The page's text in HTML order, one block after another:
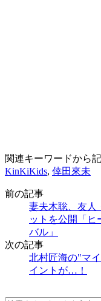
関連キーワードから
KinKiKids, 倖田來未
前の記事
妻夫木聡、友人
ットを公開「ヒ
バル」
次の記事
北村匠海の"マ
イントが…！